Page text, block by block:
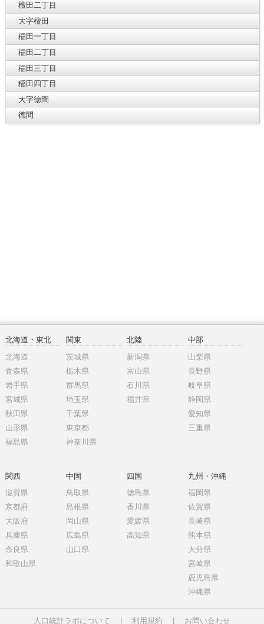
檀田二丁目
大字檀田
稲田一丁目
稲田二丁目
稲田三丁目
稲田四丁目
大字徳間
徳間
北海道・東北
北海道
青森県
岩手県
宮城県
秋田県
山形県
福島県
関東
茨城県
栃木県
群馬県
埼玉県
千葉県
東京都
神奈川県
北陸
新潟県
富山県
石川県
福井県
中部
山梨県
長野県
岐阜県
静岡県
愛知県
三重県
関西
滋賀県
京都府
大阪府
兵庫県
奈良県
和歌山県
中国
鳥取県
島根県
岡山県
広島県
山口県
四国
徳島県
香川県
愛媛県
高知県
九州・沖縄
福岡県
佐賀県
長崎県
熊本県
大分県
宮崎県
鹿児島県
沖縄県
人口統計ラボについて 利用規約 お問い合わせ